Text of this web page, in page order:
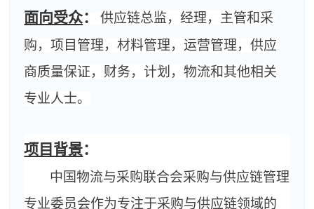
面向受众：
供应链总监，经理，主管和采
购，项目管理，材料管理，运营管理，供应
商质量保证，财务，计划，物流和其他相关
专业人士。
项目背景：
中国物流与采购联合会采购与供应链管理
专业委员会作为专注于采购与供应链领域的